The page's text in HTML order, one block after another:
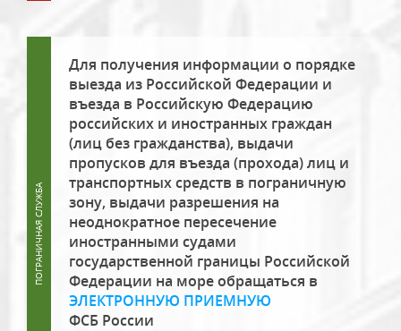
Для получения информации о порядке
выезда из Российской Федерации и
въезда в Российскую Федерацию
российских и иностранных граждан
(лиц без гражданства), выдачи
пропусков для въезда (прохода) лиц и
транспортных средств в пограничную
зону, выдачи разрешения на
неоднократное пересечение
иностранными судами
государственной границы Российской
Федерации на море обращаться в
ЭЛЕКТРОННУЮ ПРИЕМНУЮ
ФСБ России